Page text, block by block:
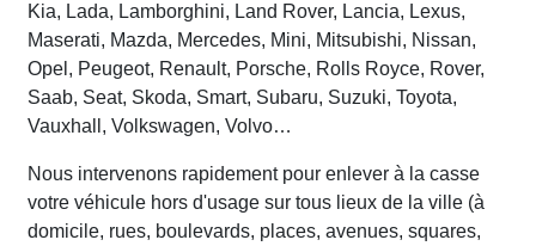
Kia, Lada, Lamborghini, Land Rover, Lancia, Lexus,
Maserati, Mazda, Mercedes, Mini, Mitsubishi, Nissan,
Opel, Peugeot, Renault, Porsche, Rolls Royce, Rover,
Saab, Seat, Skoda, Smart, Subaru, Suzuki, Toyota,
Vauxhall, Volkswagen, Volvo…
Nous intervenons rapidement pour enlever à la casse
votre véhicule hors d'usage sur tous lieux de la ville (à
domicile, rues, boulevards, places, avenues, squares,